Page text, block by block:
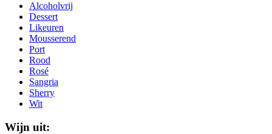
Alcoholvrij
Dessert
Likeuren
Mousserend
Port
Rood
Rosé
Sangria
Sherry
Wit
Wijn uit: